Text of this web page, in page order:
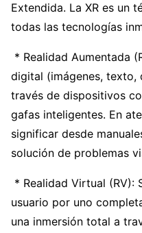
Extendida. La XR es un
todas las tecnologías
* Realidad Aumentada
digital (imágenes, texto,
través de dispositivos
gafas inteligentes. En
significar desde
solución de problemas
* Realidad Virtual (RV):
usuario por uno
una inmersión total a